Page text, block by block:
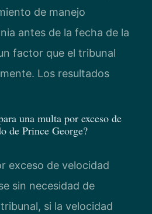
de manejo
antes de la fecha de la
factor que el tribunal
Los resultados
una multa por exceso de
de Prince George?
exceso de velocidad
sin necesidad de
si la velocidad